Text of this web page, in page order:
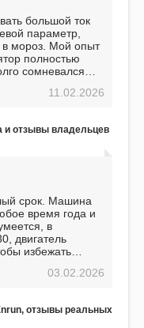
большой ток
параметр,
в мороз. Мой опыт
полностью
сомневался
вложение,11.02.2026
и отзывы владельцев
срок. Машина
время года и
в
двигатель
избежать
поломки,
он даже
03.02.2026
отзывы реальных